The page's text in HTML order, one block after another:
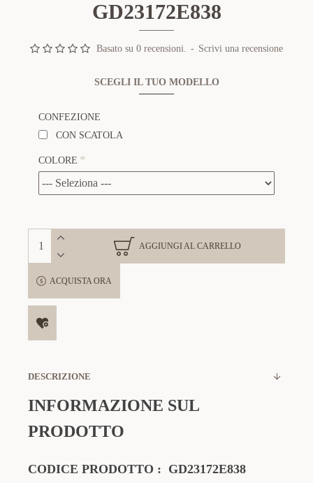
GD23172E838
Basato su 0 recensioni. - Scrivi una recensione
SCEGLI IL TUO MODELLO
CONFEZIONE
CON SCATOLA
COLORE
AGGIUNGI AL CARRELLO
ACQUISTA ORA
DESCRIZIONE
INFORMAZIONE SUL
PRODOTTO
CODICE PRODOTTO : GD23172E838